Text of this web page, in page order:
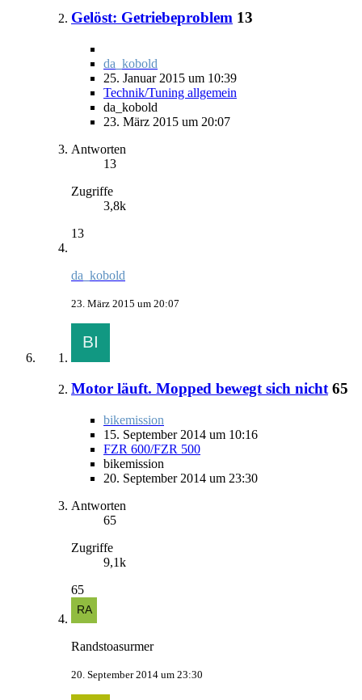
Gelöst: Getriebeproblem 13
da_kobold
25. Januar 2015 um 10:39
Technik/Tuning allgemein
da_kobold
23. März 2015 um 20:07
Antworten
13
Zugriffe
3,8k
13
da_kobold
23. März 2015 um 20:07
Motor läuft. Mopped bewegt sich nicht 65
bikemission
15. September 2014 um 10:16
FZR 600/FZR 500
bikemission
20. September 2014 um 23:30
Antworten
65
Zugriffe
9,1k
65
Randstoasurmer
20. September 2014 um 23:30